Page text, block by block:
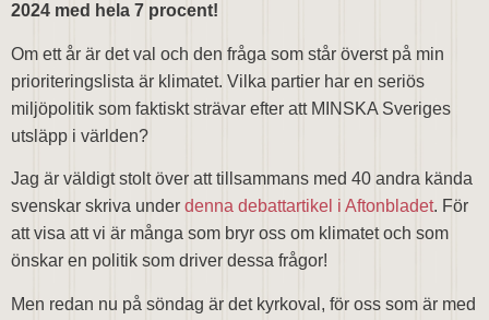
2024 med hela 7 procent!
Om ett år är det val och den fråga som står överst på min
prioriteringslista är klimatet. Vilka partier har en seriös
miljöpolitik som faktiskt strävar efter att MINSKA Sveriges
utsläpp i världen?
Jag är väldigt stolt över att tillsammans med 40 andra kända
svenskar skriva under denna debattartikel i Aftonbladet. För
att visa att vi är många som bryr oss om klimatet och som
önskar en politik som driver dessa frågor!
Men redan nu på söndag är det kyrkoval, för oss som är med